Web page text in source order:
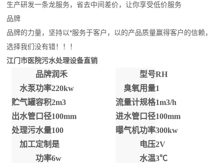
生产研发一条龙服务，省去中间差价，让你享受低价服务
品牌
品牌的力量，坚持以*服务于客户，以的产品质量赢得客户的信赖，
选择我们没有错！！！
江门市医院污水处理设备直销
品牌润禾 型号RH
水泵功率220kw 臭氧用量1
贮气罐容积2m3 流量计规格1m3/h
出水管口径100mm 进水管口径100mm
处理污水量100 曝气机功率300kw
加工定制 是 电压2V
功率6w 水温3℃